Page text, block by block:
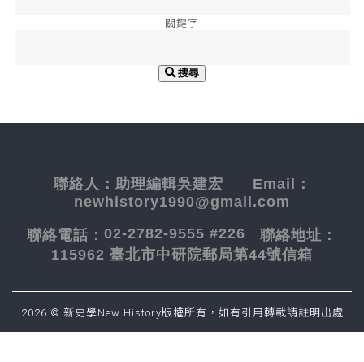
關鍵字
搜尋
聯絡人： 助理編輯吳建宏 Email：
newhistory1990@gmail.com
聯絡電話： 02-2782-9555 #226 聯絡地址：
115962 臺北市中研院郵局第44號信箱
2026 © 新史學New History版權所有，如有引用轉載請註明出處